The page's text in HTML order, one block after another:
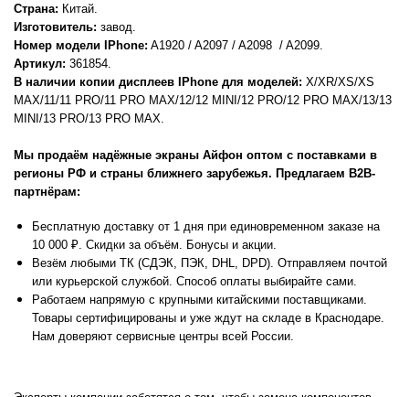
Страна: Китай.
Изготовитель: завод.
Номер модели IPhone: A1920 / A2097 / A2098 / A2099.
Артикул: 361854.
В наличии копии дисплеев IPhone для моделей: X/XR/XS/XS
MAX/11/11 PRO/11 PRO MAX/12/12 MINI/12 PRO/12 PRO MAX/13/13
MINI/13 PRO/13 PRO MAX.
Мы продаём надёжные экраны Айфон оптом с поставками в
регионы РФ и страны ближнего зарубежья. Предлагаем В2В-
партнёрам:
Бесплатную доставку от 1 дня при единовременном заказе на
10 000 ₽. Скидки за объём. Бонусы и акции.
Везём любыми ТК (СДЭК, ПЭК, DHL, DPD). Отправляем почтой
или курьерской службой. Способ оплаты выбирайте сами.
Работаем напрямую с крупными китайскими поставщиками.
Товары сертифицированы и уже ждут на складе в Краснодаре.
Нам доверяют сервисные центры всей России.